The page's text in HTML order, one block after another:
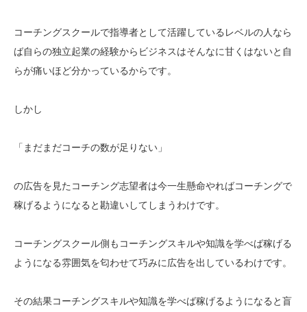
コーチングスクールで指導者として活躍しているレベルの人なら
ば自らの独立起業の経験からビジネスはそんなに甘くはないと自
らが痛いほど分かっているからです。
しかし
「まだまだコーチの数が足りない」
の広告を見たコーチング志望者は今一生懸命やればコーチングで
稼げるようになると勘違いしてしまうわけです。
コーチングスクール側もコーチングスキルや知識を学べば稼げる
ようになる雰囲気を匂わせて巧みに広告を出しているわけです。
その結果コーチングスキルや知識を学べば稼げるようになると盲